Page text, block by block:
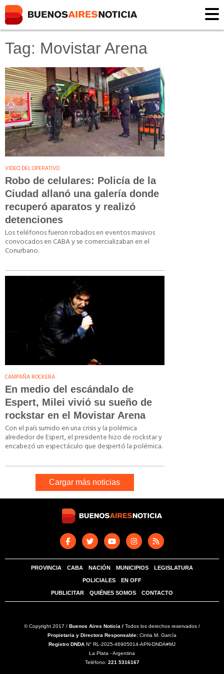
Tag: Movistar Arena
VIDEO DEL OPERATIVO
Robo de celulares: Policía de la
Ciudad allanó una galería donde
recuperó aparatos y realizó
detenciones
Los teléfonos fueron robados en eventos masivos
convocados en CABA y se comercializaban en el
Conurbano.
CAMPAÑA ROCKERA
En medio del escándalo de
Espert, Milei vivió su sueño de
rockstar en el Movistar Arena
Con el país sumido en una crisis y la polémica
alrededor de Espert, el presidente hizo de rockstar y
encabezó un espectáculo que despertó la polémica.
Cargar más noticias
PROVINCIA CABA NACIÓN MUNICIPIOS LEGISLATURA
POLICIALES EN OFF
PUBLICITAR QUIÉNES SOMOS CONTACTO
© Copyright 2017 / Buenos Aires Noticia / Todos los derechos reservados /
Propietaria y Directora Responsable: Cintia M. García
Registro DNDA N° RL-2025-46905014-APN-DNDA#MJ
La Plata - Argentina
Teléfono: 221 5316167